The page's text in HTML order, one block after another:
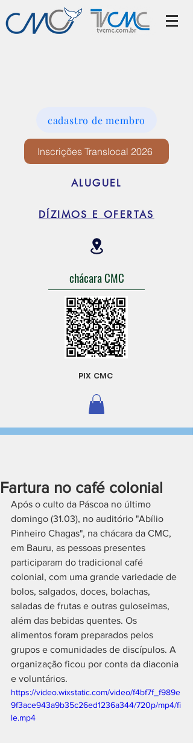
cadastro de membro
Inscrições Translocal 2026
ALUGUEL
DÍZIMOS E OFERTAS
chácara CMC
PIX CMC
Fartura no café colonial
Após o culto da Páscoa no último
domingo (31.03), no auditório "Abílio
Pinheiro Chagas", na chácara da CMC,
em Bauru, as pessoas presentes
participaram do tradicional café
colonial, com uma grande variedade de
bolos, salgados, doces, bolachas,
saladas de frutas e outras guloseimas,
além das bebidas quentes. Os
alimentos foram preparados pelos
grupos e comunidades de discípulos. A
organização ficou por conta da diaconia
e voluntários.
https://video.wixstatic.com/video/f4bf7f_f989e
9f3ace943a9b35c26ed1236a344/720p/mp4/fi
le.mp4